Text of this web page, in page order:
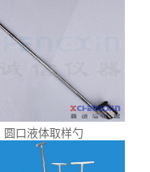
圆口液体取样勺